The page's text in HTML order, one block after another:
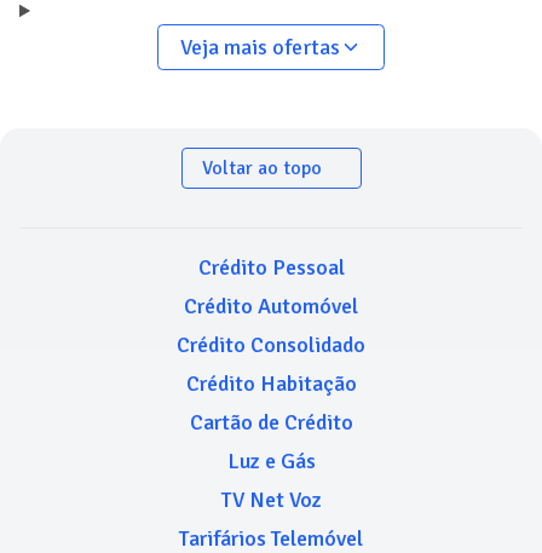
Veja mais ofertas
Voltar ao topo
Crédito Pessoal
Crédito Automóvel
Crédito Consolidado
Crédito Habitação
Cartão de Crédito
Luz e Gás
TV Net Voz
Tarifários Telemóvel